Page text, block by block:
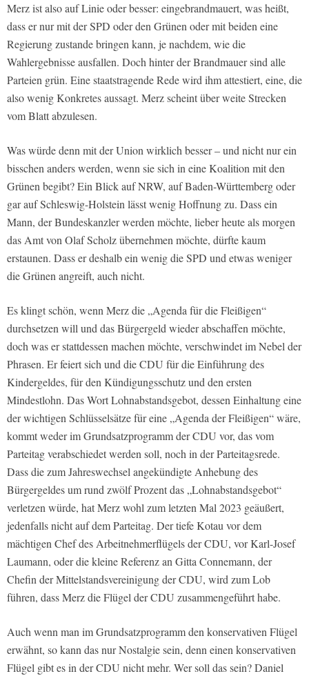
Merz ist also auf Linie oder besser: eingebrandmauert, was heißt,
dass er nur mit der SPD oder den Grünen oder mit beiden eine
Regierung zustande bringen kann, je nachdem, wie die
Wahlergebnisse ausfallen. Doch hinter der Brandmauer sind alle
Parteien grün. Eine staatstragende Rede wird ihm attestiert, eine, die
also wenig Konkretes aussagt. Merz scheint über weite Strecken
vom Blatt abzulesen.
Was würde denn mit der Union wirklich besser – und nicht nur ein
bisschen anders werden, wenn sie sich in eine Koalition mit den
Grünen begibt? Ein Blick auf NRW, auf Baden-Württemberg oder
gar auf Schleswig-Holstein lässt wenig Hoffnung zu. Dass ein
Mann, der Bundeskanzler werden möchte, lieber heute als morgen
das Amt von Olaf Scholz übernehmen möchte, dürfte kaum
erstaunen. Dass er deshalb ein wenig die SPD und etwas weniger
die Grünen angreift, auch nicht.
Es klingt schön, wenn Merz die „Agenda für die Fleißigen“
durchsetzen will und das Bürgergeld wieder abschaffen möchte,
doch was er stattdessen machen möchte, verschwindet im Nebel der
Phrasen. Er feiert sich und die CDU für die Einführung des
Kindergeldes, für den Kündigungsschutz und den ersten
Mindestlohn. Das Wort Lohnabstandsgebot, dessen Einhaltung eine
der wichtigen Schlüsselsätze für eine „Agenda der Fleißigen“ wäre,
kommt weder im Grundsatzprogramm der CDU vor, das vom
Parteitag verabschiedet werden soll, noch in der Parteitagsrede.
Dass die zum Jahreswechsel angekündigte Anhebung des
Bürgergeldes um rund zwölf Prozent das „Lohnabstandsgebot“
verletzen würde, hat Merz wohl zum letzten Mal 2023 geäußert,
jedenfalls nicht auf dem Parteitag. Der tiefe Kotau vor dem
mächtigen Chef des Arbeitnehmerflügels der CDU, vor Karl-Josef
Laumann, oder die kleine Referenz an Gitta Connemann, der
Chefin der Mittelstandsvereinigung der CDU, wird zum Lob
führen, dass Merz die Flügel der CDU zusammengeführt habe.
Auch wenn man im Grundsatzprogramm den konservativen Flügel
erwähnt, so kann das nur Nostalgie sein, denn einen konservativen
Flügel gibt es in der CDU nicht mehr. Wer soll das sein? Daniel